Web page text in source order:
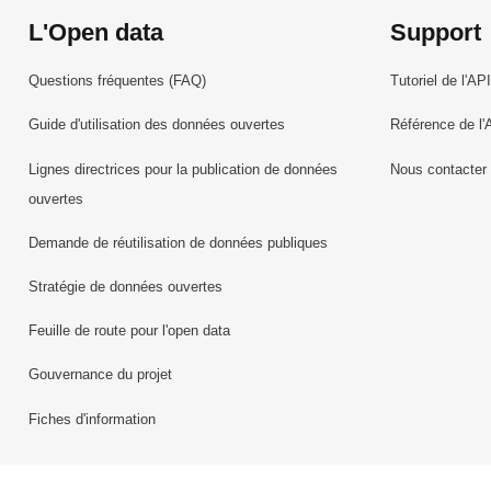
L'Open data
Questions fréquentes (FAQ)
Guide d'utilisation des données ouvertes
Lignes directrices pour la publication de données
ouvertes
Demande de réutilisation de données publiques
Stratégie de données ouvertes
Feuille de route pour l'open data
Gouvernance du projet
Fiches d'information
Support
Tutoriel de l'API
Référence de
Nous contacter